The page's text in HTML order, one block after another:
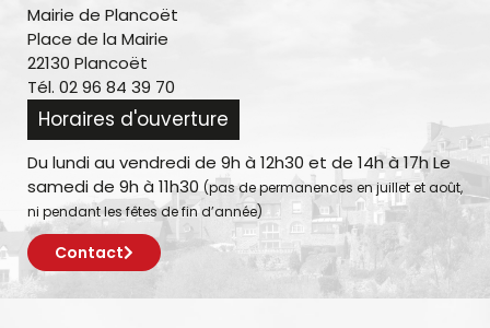
Mairie de Plancoët
Place de la Mairie
22130 Plancoët
Tél. 02 96 84 39 70
Horaires d'ouverture
Du lundi au vendredi de 9h à 12h30 et de 14h à 17h Le
samedi de 9h à 11h30 (pas de permanences en juillet et août,
ni pendant les fêtes de fin d’année)
Contact